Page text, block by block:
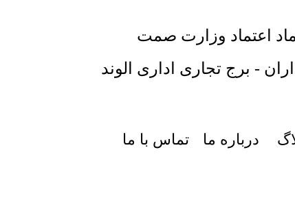
اعتماد وزارت صمت
- برج تجاری اداری الوند
درباره ما تماس با ما